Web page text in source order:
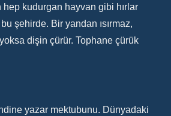
kudurgan hayvan gibi hırlar
şehirde. Bir yandan ısırmaz,
dişin çürür. Tophane çürük
yazar mektubunu. Dünyadaki